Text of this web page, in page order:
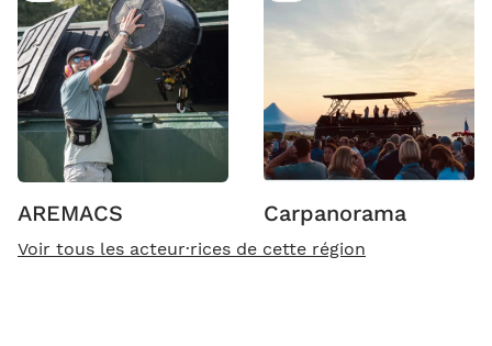
AREMACS Carpanorama
Voir tous les acteur·rices de cette région